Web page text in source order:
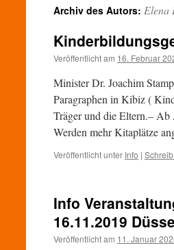
Archiv des Autors: Elena
Veröffentlicht am 16. Februar
Minister Dr. Joachim
Paragraphen in Kibiz (
Träger und die Eltern.– Ab
Werden mehr Kitaplätze
Veröffentlicht unter Info |
Info
16.11.2019
Veröffentlicht am 11. Januar